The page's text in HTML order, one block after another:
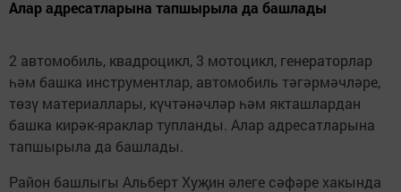
Алар адресатларына тапшырыла да башлады
2 автомобиль, квадроцикл, 3 мотоцикл, генераторлар
һәм башка инструментлар, автомобиль тәгәрмәчләре,
төзү материаллары, күчтәнәчләр һәм якташлардан
башка кирәк-яраклар тупланды. Алар адресатларына
тапшырыла да башлады.
Район башлыгы Альберт Хуҗин әлеге сәфәре хакында